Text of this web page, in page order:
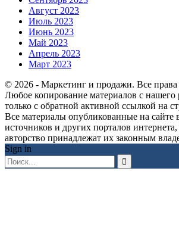
Август 2023
Июль 2023
Июнь 2023
Май 2023
Апрель 2023
Март 2023
© 2026 - Маркетинг и продажи. Все
Любое копирование материалов с нашего
только с обратной активной ссылкой на
Все материалы опубликованные на сайте
источников и других порталов интернета,
авторство принадлежат их законным
Sign in